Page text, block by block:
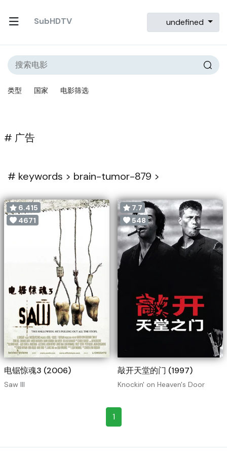
SubHDTV undefined
类型 国家 电影筛选
# keywords > brain-tumor-879 >
6.415
4671
电锯惊魂3 (2006)
Saw III
7.7
548
敲开天堂的门 (1997)
Knockin' on Heaven's Door
# 广告
1